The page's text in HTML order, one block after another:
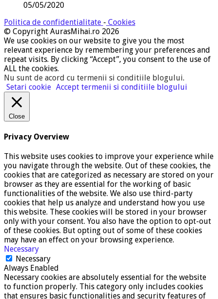
05/05/2020
Politica de confidentialitate - Cookies
© Copyright AurasMihai.ro 2026
We use cookies on our website to give you the most
relevant experience by remembering your preferences and
repeat visits. By clicking “Accept”, you consent to the use of
ALL the cookies.
Nu sunt de acord cu termenii si conditiile blogului.
Setari cookie Accept termenii si conditiile blogului
Close
Privacy Overview
This website uses cookies to improve your experience while
you navigate through the website. Out of these cookies, the
cookies that are categorized as necessary are stored on your
browser as they are essential for the working of basic
functionalities of the website. We also use third-party
cookies that help us analyze and understand how you use
this website. These cookies will be stored in your browser
only with your consent. You also have the option to opt-out
of these cookies. But opting out of some of these cookies
may have an effect on your browsing experience.
Necessary
Necessary
Always Enabled
Necessary cookies are absolutely essential for the website
to function properly. This category only includes cookies
that ensures basic functionalities and security features of